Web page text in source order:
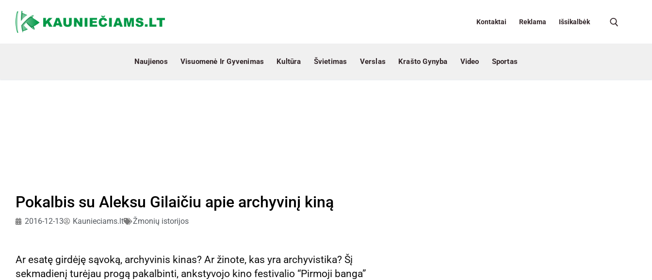
Kontaktai Reklama Išsikalbėk
Naujienos Visuomenė Ir Gyvenimas Kultūra Švietimas Verslas Krašto Gynyba Video Sportas
Pokalbis su Aleksu Gilaičiu apie archyvinį kiną
2016-12-13 Kaunieciams.lt Žmonių istorijos
Ar esatę girdėję sąvoką, archyvinis kinas? Ar žinote, kas yra archyvistika? Šį
sekmadienį turėjau progą pakalbinti, ankstyvojo kino festivalio “Pirmoji banga”